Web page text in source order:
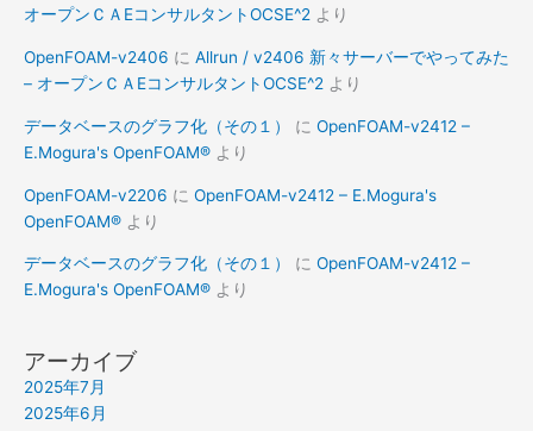
オープンＣＡEコンサルタントOCSE^2 より
OpenFOAM-v2406 に Allrun / v2406 新々サーバーでやってみた
– オープンＣＡEコンサルタントOCSE^2 より
データベースのグラフ化（その１） に OpenFOAM-v2412 –
E.Mogura's OpenFOAM® より
OpenFOAM-v2206 に OpenFOAM-v2412 – E.Mogura's
OpenFOAM® より
データベースのグラフ化（その１） に OpenFOAM-v2412 –
E.Mogura's OpenFOAM® より
アーカイブ
2025年7月
2025年6月